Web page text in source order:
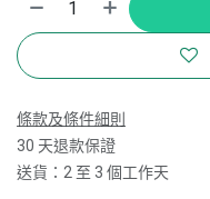
條款及條件細則
30 天退款保證
送貨：2 至 3 個工作天